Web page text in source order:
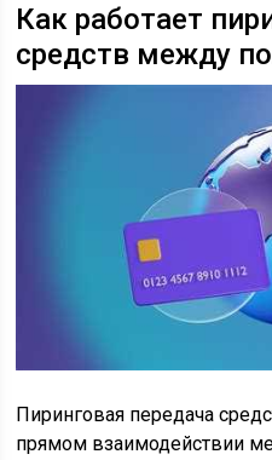
Как работает
средств между
Пиринговая передача
прямом взаимодействии